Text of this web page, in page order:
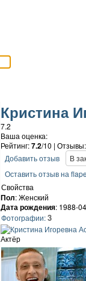
Кристина
7.2
Ваша оценка:
Рейтинг:7.2/10 | Отзывы:
Добавить отзыв
В
Оставить отзыв на
Свойства
Пол: Женский
Дата рождения: 1988-
Фотографии:3
Актёр